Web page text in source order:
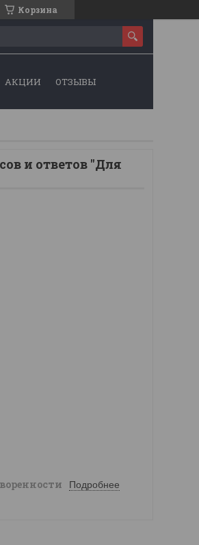
Корзина
АКЦИИ ОТЗЫВЫ
и ответов "Для
Подробнее